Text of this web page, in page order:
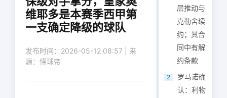
维耶多是本赛季西甲第
一支确定降级的球队
发布时间：2026-05-12 08:57 | 来
源：懂球帝
层推动与
克勒舍续
约；其合
同中有解
约条款
2
罗马诺确
认：利物